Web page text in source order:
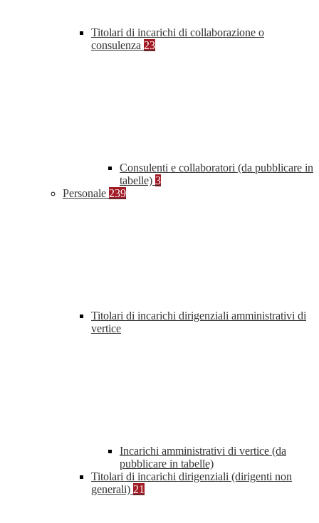
Titolari di incarichi di collaborazione o
consulenza 23
Consulenti e collaboratori (da pubblicare in
tabelle) 3
Personale 239
Titolari di incarichi dirigenziali amministrativi di
vertice
Incarichi amministrativi di vertice (da
pubblicare in tabelle)
Titolari di incarichi dirigenziali (dirigenti non
generali) 21